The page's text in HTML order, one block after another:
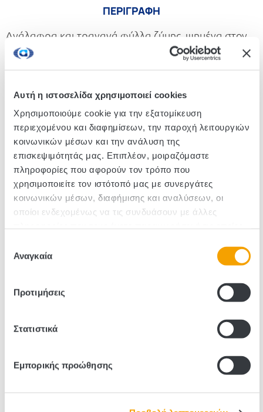
Αυτή η ιστοσελίδα χρησιμοποιεί cookies
Χρησιμοποιούμε cookie για την εξατομίκευση
περιεχομένου και διαφημίσεων, την παροχή λειτουργιών
κοινωνικών μέσων και την ανάλυση της
επισκεψιμότητάς μας. Επιπλέον, μοιραζόμαστε
πληροφορίες που αφορούν τον τρόπο που
χρησιμοποιείτε τον ιστότοπό μας με συνεργάτες
κοινωνικών μέσων, διαφήμισης και αναλύσεων, οι
οποίοι ενδεχομένως να τις συνδυάσουν με άλλες
των υπηρεσιών τους.
συγκατάθεσης
Αναγκαία
Προτιμήσεις
Στατιστικά
Εμπορικής προώθησης
ΠΕΡΙΓΡΑΦΗ
Ανάλαφρα και τραγανά φύλλα ζύμης, ψημένα στον
φούρνο με ελαιόλαδο και διακριτικά αλμυρή γεύση!
Ένα νόστιμο και απόλυτα ισορροπημένο γευστικό
ζάχαρης. Κατάλληλο για vegan διατροφή.
Κωδικός :430011
Τεμάχια/Κιβώτιο: 18